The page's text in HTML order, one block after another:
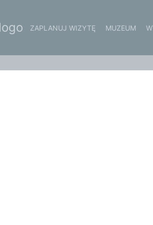
ZAPLANUJ WIZYTĘ MUZEUM